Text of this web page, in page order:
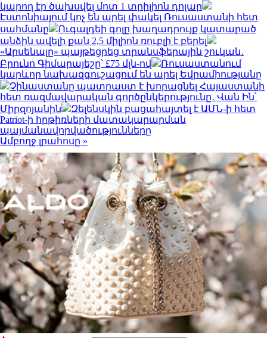
կարող էր ծախսվել մոտ 1 տրիլիոն դոլար
Էստոնիայում կոչ են արել փակել Ռուսաստանի հետ
սահմանը
Ուգալդեի գոլը խաղադրույք կատարած
անձին ավելի քան 2,5 միլիոն ռուբլի է բերել
«Արսենալը» պայթեցրեց տրանսֆերային շուկան․
Բրունո Գիմարայեշը՝ £75 մլն-ով
Ռուսաստանում
կարևոր նախազգուշացում են արել Եվրամիությանը
Չինաստանը պատրաստ է խորացնել Հայաստանի
հետ ռազմավարական գործընկերությունը․ Վան Ին՝
Միրզոյանին
Զելենսկին բացահայտել է ԱՄՆ-ի հետ
Patriot-ի հրթիռների մատակարարման
պայմանավորվածությունները
Ամբողջ լրահոսը »